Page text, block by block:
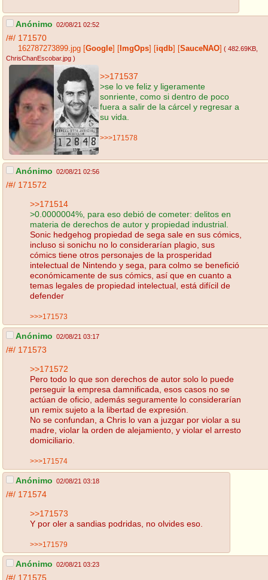
Anónimo 02/08/21 02:52
/#/ 171570
162787273899.jpg Google ImgOps iqdb SauceNAO ( 482.69KB
ChrisChanEscobar.jpg )
>>171537
>se lo ve feliz y ligeramente
sonriente, como si dentro de poco
fuera a salir de la cárcel y regresar a
su vida.
>>>171578
Anónimo 02/08/21 02:56
/#/ 171572
>>171514
>0.0000004%, para eso debió de cometer: delitos en
materia de derechos de autor y propiedad industrial.
Sonic hedgehog propiedad de sega sale en sus cómics,
incluso si sonichu no lo considerarían plagio, sus
cómics tiene otros personajes de la prosperidad
intelectual de Nintendo y sega, para colmo se benefició
económicamente de sus cómics, así que en cuanto a
temas legales de propiedad intelectual, está difícil de
defender
>>>171573
Anónimo 02/08/21 03:17
/#/ 171573
>>171572
Pero todo lo que son derechos de autor solo lo puede
perseguir la empresa damnificada, esos casos no se
actúan de oficio, además seguramente lo considerarían
un remix sujeto a la libertad de expresión.
No se confundan, a Chris lo van a juzgar por violar a su
madre, violar la orden de alejamiento, y violar el arresto
domiciliario.
>>>171574
Anónimo 02/08/21 03:18
/#/ 171574
>>171573
Y por oler a sandias podridas, no olvides eso.
>>>171579
Anónimo 02/08/21 03:23
/#/ 171575